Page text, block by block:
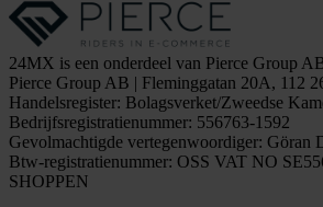
24MX is een onderdeel van Pierce Group
Pierce Group AB | Fleminggatan 20A, 112
Handelsregister: Bolagsverket/Zweedse
Bedrijfsregistratienummer: 556763-1592
Gevolmachtigde vertegenwoordiger: Göran
Btw-registratienummer: OSS VAT NO
SHOPPEN